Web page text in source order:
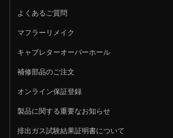
よくあるご質問
マフラーリメイク
キャブレターオーバーホール
補修部品のご注文
オンライン保証登録
製品に関する重要なお知らせ
排出ガス試験結果証明書について